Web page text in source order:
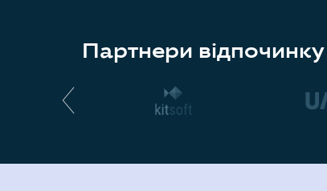
Партнери відпочинку